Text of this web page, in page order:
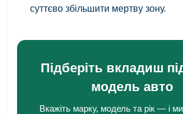
суттєво збільшити мертву зону.
Підберіть вкладиш
модель авто
Вкажіть марку, модель та рік — і